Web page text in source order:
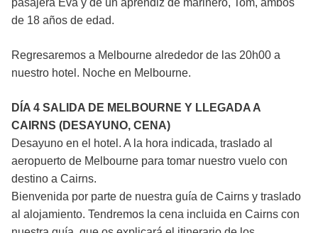
de 18 años de edad.
Regresaremos a Melbourne alrededor de las 20h00 a
nuestro hotel. Noche en Melbourne.
DÍA 4 SALIDA DE MELBOURNE Y LLEGADA A
CAIRNS (DESAYUNO, CENA)
Desayuno en el hotel. A la hora indicada, traslado al
aeropuerto de Melbourne para tomar nuestro vuelo con
destino a Cairns.
Bienvenida por parte de nuestra guía de Cairns y traslado
al alojamiento. Tendremos la cena incluida en Cairns con